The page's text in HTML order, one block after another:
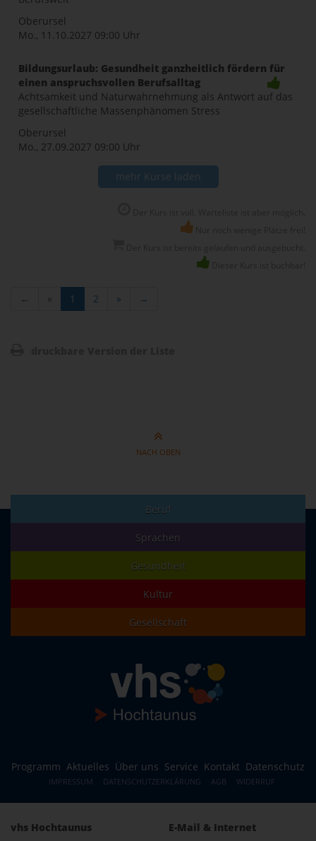
Oberursel
Mo., 11.10.2027 09:00 Uhr
Bildungsurlaub: Gesundheit ganzheitlich fördern für
einen anspruchsvollen Berufsalltag
Achtsamkeit und Naturwahrnehmung als Antwort auf das
gesellschaftliche Massenphänomen Stress
Oberursel
Mo., 27.09.2027 09:00 Uhr
mehr Kurse laden
← « 1 2 » →
NACH OBEN
Beruf
Sprachen
Gesundheit
Kultur
Gesellschaft
Programm Aktuelles Über uns Service Kontakt Datenschutz
IMPRESSUM DATENSCHUTZERKLÄRUNG AGB WIDERRUF
vhs Hochtaunus E-Mail & Internet